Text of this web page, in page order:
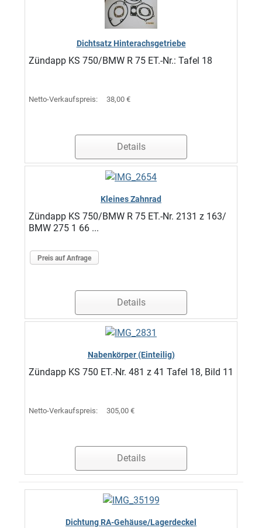
Dichtsatz Hinterachsgetriebe
Zündapp KS 750/BMW R 75 ET.-Nr.: Tafel 18
Netto-Verkaufspreis: 38,00 €
Details
Kleines Zahnrad
Zündapp KS 750/BMW R 75 ET.-Nr. 2131 z 163/
BMW 275 1 66 ...
Preis auf Anfrage
Details
Nabenkörper (Einteilig)
Zündapp KS 750 ET.-Nr. 481 z 41 Tafel 18, Bild 11
Netto-Verkaufspreis: 305,00 €
Details
Dichtung RA-Gehäuse/Lagerdeckel